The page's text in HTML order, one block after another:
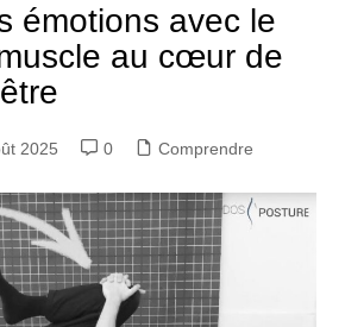
émotions avec le
au cœur de
2025 0 Comprendre